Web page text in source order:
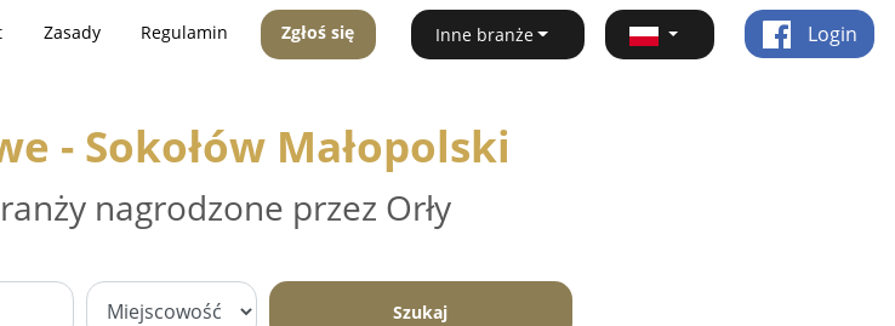
Zasady Regulamin Zgłoś się Inne branże Login
- Sokołów Małopolski
nagrodzone przez Orły
Szukaj